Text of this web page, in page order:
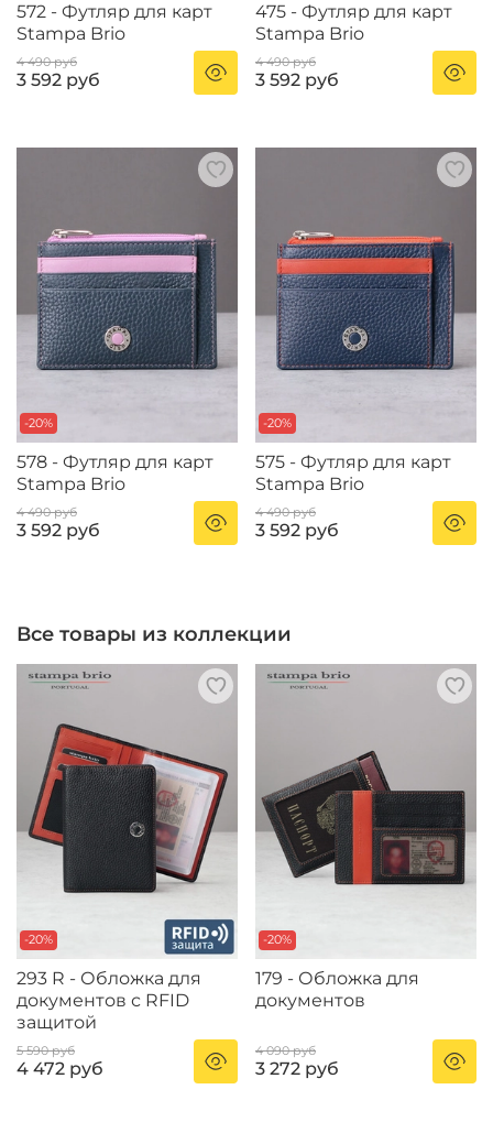
572 - Футляр для карт
Stampa Brio
4 490 руб
3 592 руб
475 - Футляр для карт
Stampa Brio
4 490 руб
3 592 руб
-20%
578 - Футляр для карт
Stampa Brio
4 490 руб
3 592 руб
-20%
575 - Футляр для карт
Stampa Brio
4 490 руб
3 592 руб
Все товары из коллекции
-20%
293 R - Обложка для
документов с RFID
защитой
5 590 руб
4 472 руб
-20%
179 - Обложка для
документов
4 090 руб
3 272 руб